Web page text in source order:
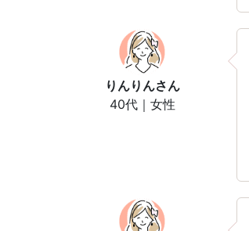
りんりんさん
40代｜女性